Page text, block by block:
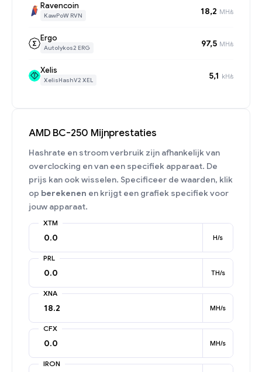
Ravencoin
KawPoW RVN 18,2 MH/s
Ergo
Autolykos2 ERG 97,5 MH/s
Xelis
XelisHashV2 XEL 5,1 kH/s
AMD BC-250 Mijnprestaties
Hashrate en stroom verbruik zijn afhankelijk van
overclocking en van een specifiek apparaat. De
prijs kan ook wisselen. Specificeer de waarden, klik
op berekenen en krijgt een grafiek specifiek voor
jouw apparaat.
XTM
H/s
PRL
TH/s
XNA
MH/s
CFX
MH/s
IRON